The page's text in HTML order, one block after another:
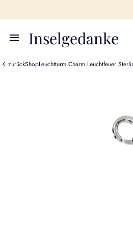
Inselgedanke
zurückShopLeuchtturm Charm Leuchtfeuer